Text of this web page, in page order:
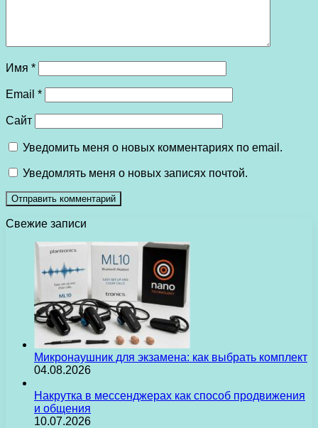
Имя *
Email *
Сайт
Уведомить меня о новых комментариях по email.
Уведомлять меня о новых записях почтой.
Свежие записи
Микронаушник для экзамена: как выбрать комплект
04.08.2026
Накрутка в мессенджерах как способ продвижения
и общения
10.07.2026